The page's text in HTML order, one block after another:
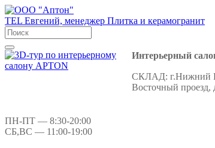
TEL Евгений, менеджер Плитка и керамогранит
Интерьерный
СКЛАД: г.Нижний
Восточный проезд,
ПН-ПТ — 8:30-20:00
СБ,ВС — 11:00-19:00